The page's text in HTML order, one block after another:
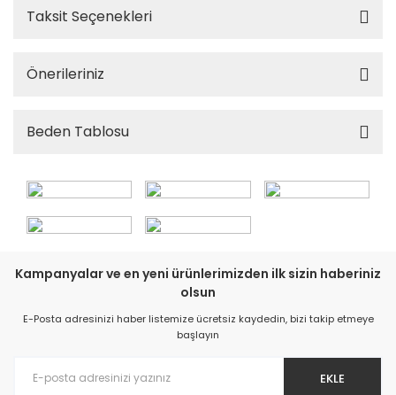
Taksit Seçenekleri
Önerileriniz
Beden Tablosu
Kampanyalar ve en yeni ürünlerimizden ilk sizin haberiniz
olsun
E-Posta adresinizi haber listemize ücretsiz kaydedin, bizi takip etmeye
başlayın
EKLE